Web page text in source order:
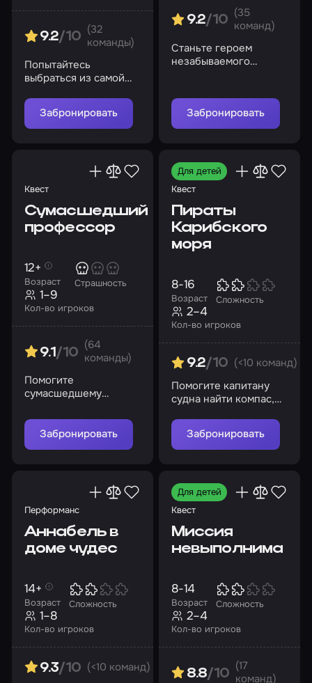
9.2/10
(32
команды)
Попытайтесь
выбраться из самой
включив силу
интеллекта
Забронировать
9.2/10
(35
команд)
Станьте героем
незабываемого
апокалипсис
Забронировать
Квест
Сумасшедший
профессор
Возраст
12+
Страшность
Кол-во игроков
1–9
9.1 /10
(64
команды)
Помогите
сумасшедшему
секреты морга
Забронировать
Для детей
Квест
Пираты
Карибского
моря
Возраст
8-16
Сложность
Кол-во игроков
2–4
9.2/10 (<10 команд)
Помогите капитану
судна найти компас,
новое путешествие
Забронировать
Перформанс
Аннабель в
доме чудес
Возраст
14+
Сложность
Кол-во игроков
1–8
9.3/10 (<10 команд)
Для детей
Квест
Миссия
невыполнима
Возраст
8-14
Сложность
Кол-во игроков
2–4
8.8/10
(17
команд)